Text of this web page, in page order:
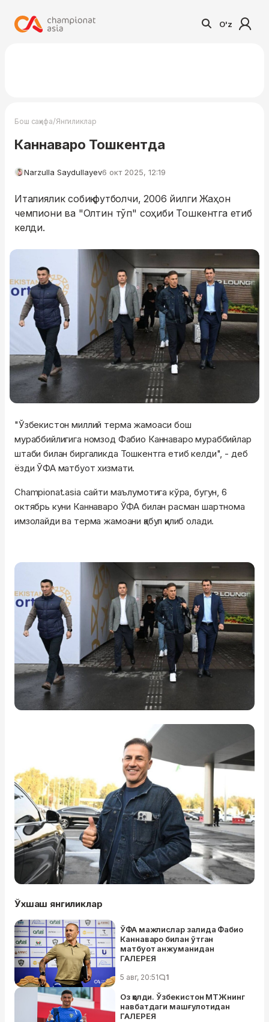
O'z
Бош саҳифа/Янгиликлар
Каннаваро Тошкентда
Narzulla Saydullayev6 окт 2025, 12:19
Италиялик собиқ футболчи, 2006 йилги Жаҳон
чемпиони ва "Олтин тўп" соҳиби Тошкентга етиб
келди.
"Ўзбекистон миллий терма жамоаси бош
мураббийлигига номзод Фабио Каннаваро мураббийлар
штаби билан биргаликда Тошкентга етиб келди", - деб
ёзди ЎФА матбуот хизмати.
Championat.asia сайти маълумотига кўра, бугун, 6
октябрь куни Каннаваро ЎФА билан расман шартнома
имзолайди ва терма жамоани қабул қилиб олади.
Ўхшаш янгиликлар
ЎФА мажлислар залида Фабио
Каннаваро билан ўтган
матбуот анжуманидан
ГАЛЕРЕЯ
5 авг, 20:51 1
Оз қолди. Ўзбекистон МТЖнинг
навбатдаги машғулотидан
ГАЛЕРЕЯ